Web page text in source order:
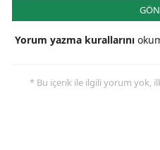
Yorum yazma kurallarını
* Bu içerik ile ilgili yorum yok,